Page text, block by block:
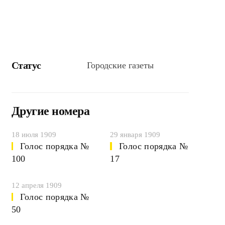
Статус Городские газеты
Другие номера
18 июля 1909
Голос порядка №
100
29 января 1909
Голос порядка №
17
12 апреля 1909
Голос порядка №
50